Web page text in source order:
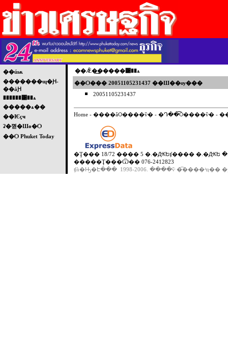
��úѭ
�������ɰ�Ԩ-
��áԨ
������͹��ѧ
�����ѧ��
��Ѥçҹ
ʡ�껻�Шө�Ѻ
��Ѻ Phuket Today
��Ǣ�͢�����͹��ѧ
��Ѻ��� 20051105231437 ��Ш��ѹ���
20051105231437
Home - ����ǡѺ����ѷ� - �Դ��͡Ѻ����ѷ� -
�Ţ��� 18/72 ���� 5 �.�ԪԵʧ���� �.�ԪԵ
�����Ţ���Ѿ�� 076-2412823
ʧǹ�Ԣ�Է��� 1998-2006. ����ѷ �͡����ʴҵ��